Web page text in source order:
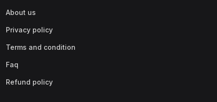
About us
Privacy policy
Terms and condition
Faq
Refund policy